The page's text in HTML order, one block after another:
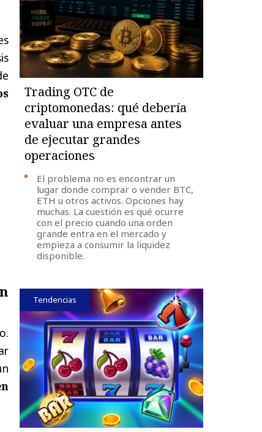
Trading OTC de
criptomonedas: qué debería
evaluar una empresa antes
de ejecutar grandes
operaciones
El problema no es encontrar un
lugar donde comprar o vender BTC,
ETH u otros activos. Opciones hay
muchas. La cuestión es qué ocurre
con el precio cuando una orden
grande entra en el mercado y
empieza a consumir la liquidez
disponible.
Tendencias